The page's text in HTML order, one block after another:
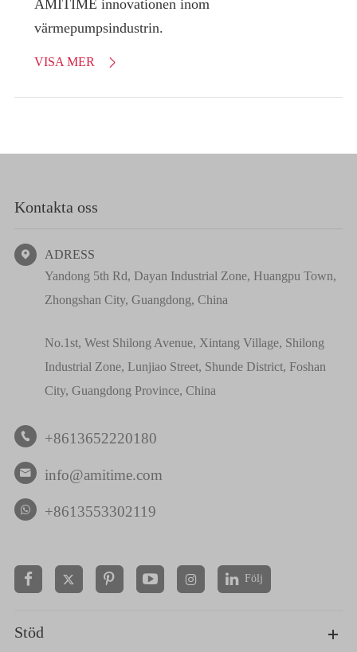
AMITIME innovationen inom
värmepumpsindustrin.
VISA MER 
Kontakta oss

ADRESS
Yandong 5th Rd, Dayan Industrial Zone, Huangpu Town,
Zhongshan City, Guangdong, China
No.1st, West Shilong Avenue, Xintang Village, Shilong
Industrial Zone, Lunjiao Street, Shunde District, Foshan
City, Guangdong Province, China
 +8613652220180
 info@amitime.com
+8613553302119
  Följ
Stöd